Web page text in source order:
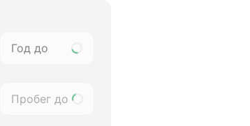
Год до